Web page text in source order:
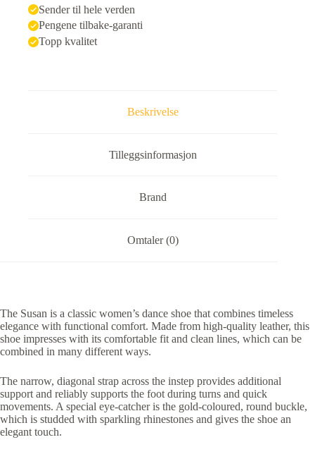
Sender til hele verden
Pengene tilbake-garanti
Topp kvalitet
Beskrivelse
Tilleggsinformasjon
Brand
Omtaler (0)
The Susan is a classic women’s dance shoe that combines timeless
elegance with functional comfort. Made from high-quality leather, this
shoe impresses with its comfortable fit and clean lines, which can be
combined in many different ways.
The narrow, diagonal strap across the instep provides additional
support and reliably supports the foot during turns and quick
movements. A special eye-catcher is the gold-coloured, round buckle,
which is studded with sparkling rhinestones and gives the shoe an
elegant touch.